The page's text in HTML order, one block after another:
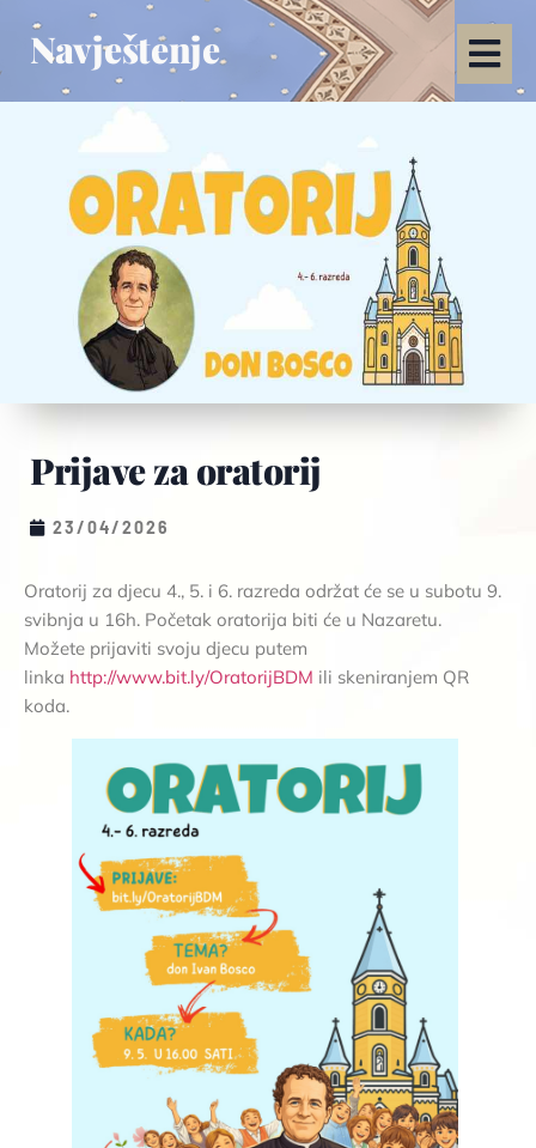
Navještenje
Prijave za oratorij
23/04/2026
Oratorij za djecu 4., 5. i 6. razreda održat će se u subotu 9.
svibnja u 16h. Početak oratorija biti će u Nazaretu.
Možete prijaviti svoju djecu putem
linka http://www.bit.ly/OratorijBDM ili skeniranjem QR
koda.